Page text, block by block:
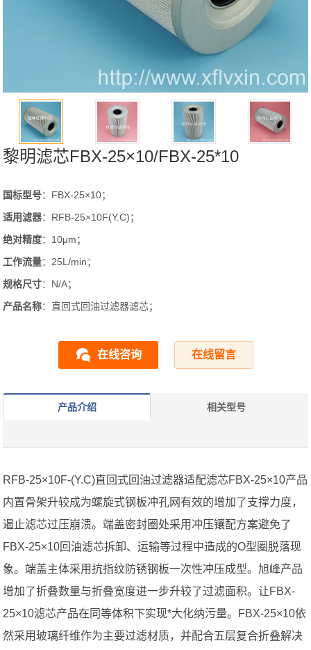
黎明滤芯FBX-25×10/FBX-25*10
国标型号：FBX-25×10；
适用滤器：RFB-25×10F(Y.C)；
绝对精度：10μm；
工作流量：25L/min；
规格尺寸：N/A；
产品名称：直回式回油过滤器滤芯；
在线咨询 在线留言
产品介绍 相关型号
RFB-25×10F-(Y.C)直回式回油过滤器适配滤芯FBX-25×10产品
内置骨架升较成为螺旋式钢板冲孔网有效的增加了支撑力度，
遏止滤芯过压崩溃。端盖密封圈处采用冲压镶配方案避免了
FBX-25×10回油滤芯拆卸、运输等过程中造成的O型圈脱落现
象。端盖主体采用抗指纹防锈钢板一次性冲压成型。旭峰产品
增加了折叠数量与折叠宽度进一步升较了过滤面积。让FBX-
25×10滤芯产品在同等体积下实现*大化纳污量。FBX-25×10依
然采用玻璃纤维作为主要过滤材质，并配合五层复合折叠解决